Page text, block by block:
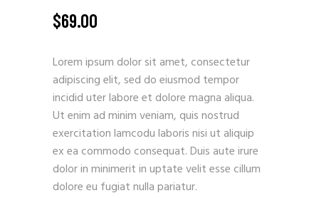
$69.00
Lorem ipsum dolor sit amet, consectetur
adipiscing elit, sed do eiusmod tempor
incidid uter labore et dolore magna aliqua.
Ut enim ad minim veniam, quis nostrud
exercitation lamcodu laboris nisi ut aliquip
ex ea commodo consequat. Duis aute irure
dolor in minimerit in uptate velit esse cillum
dolore eu fugiat nulla pariatur.